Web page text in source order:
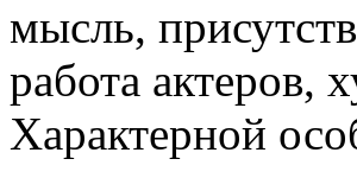
мысль,
работа
Характерной